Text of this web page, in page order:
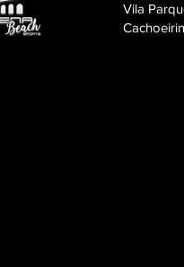
Vila